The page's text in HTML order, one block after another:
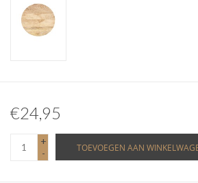
€24,95
+
-
TOEVOEGEN AAN